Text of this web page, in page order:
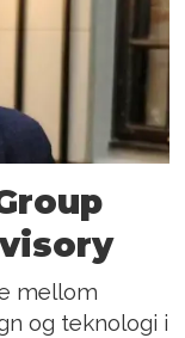
mellom
og teknologi i